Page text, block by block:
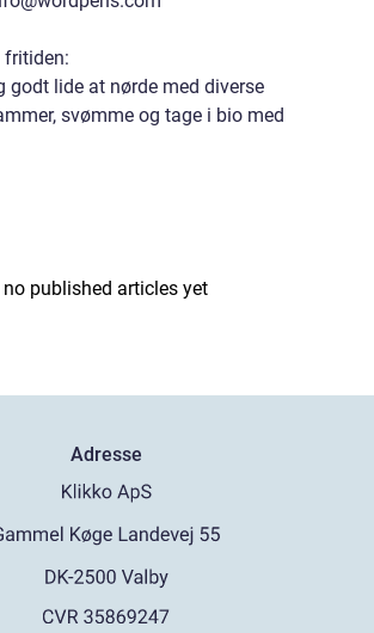
fritiden:
godt lide at nørde med diverse
svømme og tage i bio med
published articles yet
Adresse